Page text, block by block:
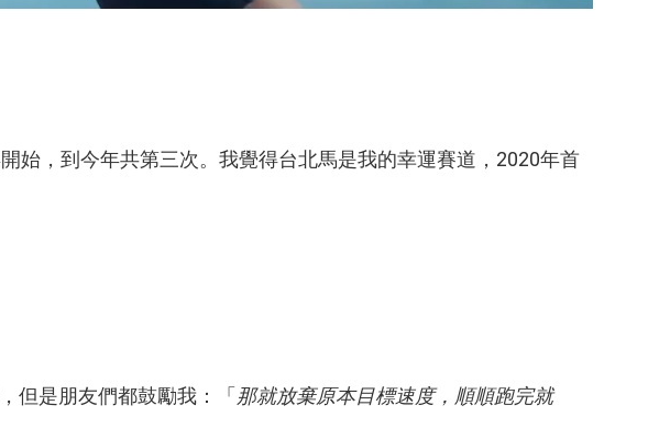
始，到今年共第三次。我覺得台北馬是我的幸運賽道， 2020年首
但是朋友們都鼓勵我：「 那就放棄原本目標速度，順順跑完就